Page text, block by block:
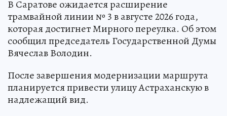
В Саратове ожидается расширение
трамвайной линии № 3 в августе 2026 года,
которая достигнет Мирного переулка. Об этом
сообщил председатель Государственной Думы
Вячеслав Володин.
После завершения модернизации маршрута
планируется привести улицу Астраханскую в
надлежащий вид.